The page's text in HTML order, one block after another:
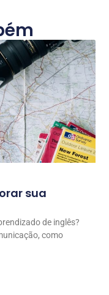
sua
de inglês?
como